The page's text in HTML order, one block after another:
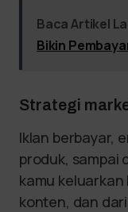
Baca Artikel
Bikin
Strategi
Iklan berbayar,
produk, sampai
kamu
konten, dan